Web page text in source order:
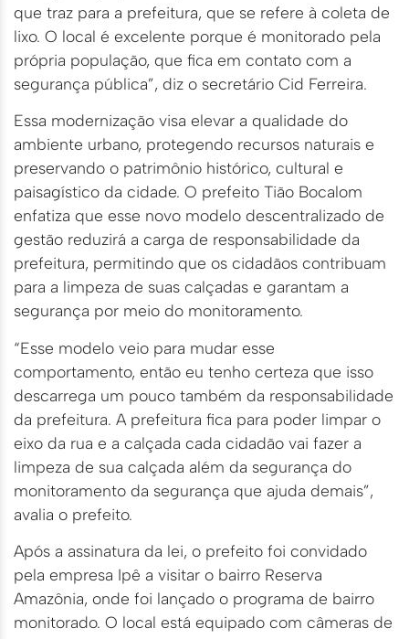
que traz para a prefeitura, que se refere à coleta de
lixo. O local é excelente porque é monitorado pela
própria população, que fica em contato com a
segurança pública”, diz o secretário Cid Ferreira.
Essa modernização visa elevar a qualidade do
ambiente urbano, protegendo recursos naturais e
preservando o patrimônio histórico, cultural e
paisagístico da cidade. O prefeito Tião Bocalom
enfatiza que esse novo modelo descentralizado de
gestão reduzirá a carga de responsabilidade da
prefeitura, permitindo que os cidadãos contribuam
para a limpeza de suas calçadas e garantam a
segurança por meio do monitoramento.
“Esse modelo veio para mudar esse
comportamento, então eu tenho certeza que isso
descarrega um pouco também da responsabilidade
da prefeitura. A prefeitura fica para poder limpar o
eixo da rua e a calçada cada cidadão vai fazer a
limpeza de sua calçada além da segurança do
monitoramento da segurança que ajuda demais”,
avalia o prefeito.
Após a assinatura da lei, o prefeito foi convidado
pela empresa Ipê a visitar o bairro Reserva
Amazônia, onde foi lançado o programa de bairro
monitorado. O local está equipado com câmeras de